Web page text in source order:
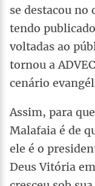
se destacou
tendo
voltadas ao
tornou a
cenário
Assim, para
Malafaia é de
ele é o
Deus Vitória